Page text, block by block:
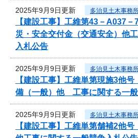
2025年9月9日更新 多治見土木事務
【建設工事】工維第43－A037
災・安全交付金（交通安全）他
入札公告
2025年9月9日更新 多治見土木事務
【建設工事】工維単第現施3
備（一般）他 工事に関する一
2025年9月9日更新 多治見土木事務
【建設工事】工維単第舗補2